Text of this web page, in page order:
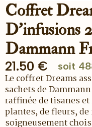
Coffret
D’infusions
Dammann
21.50 € soit
Lecoffret Dreams
sachetsde
raffinée de tisanes
plantes, de fleurs,
soigneusement